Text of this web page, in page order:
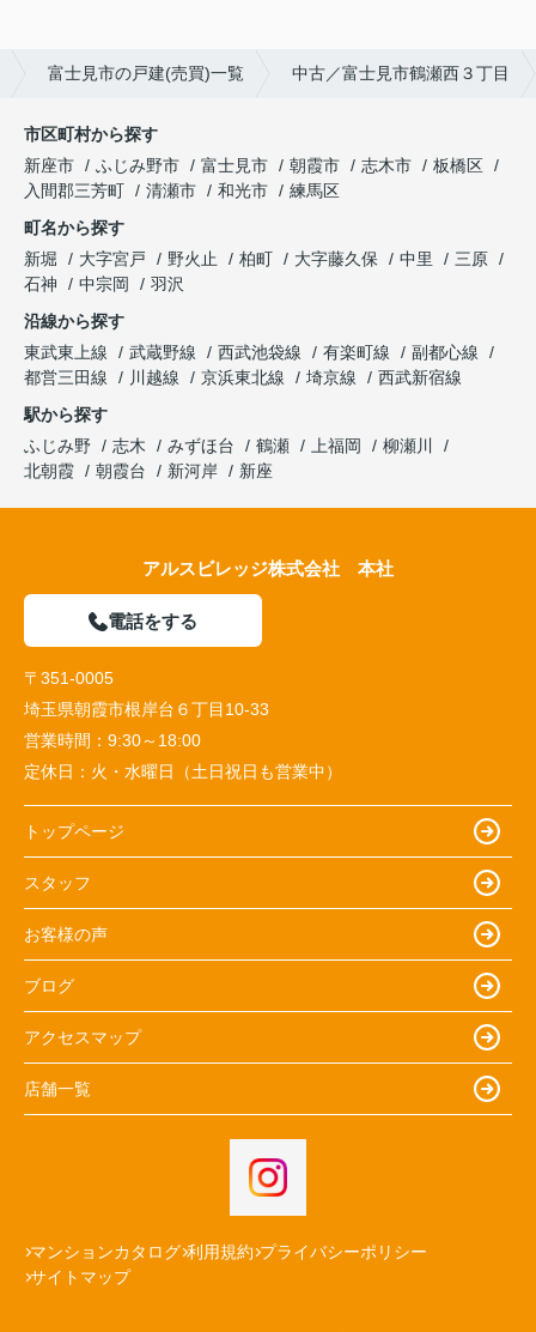
富士見市の戸建(売買)一覧 中古／富士見市鶴瀬西３丁目
市区町村から探す
新座市
ふじみ野市 富士見市 朝霞市 志木市
板橋区
入間郡三芳町
清瀬市 和光市
練馬区
町名から探す
新堀
大字宮戸 野火止 柏町 大字藤久保 中里
三原
石神
中宗岡
羽沢
沿線から探す
東武東上線
武蔵野線 西武池袋線 有楽町線
副都心線
都営三田線
川越線 京浜東北線 埼京線
西武新宿線
駅から探す
ふじみ野
志木 みずほ台 鶴瀬 上福岡
柳瀬川
北朝霞
朝霞台 新河岸 新座
アルスビレッジ株式会社 本社
電話をする
〒351-0005
埼玉県朝霞市根岸台６丁目10-33
営業時間： 9:30～18:00
定休日： 火・水曜日（土日祝日も営業中）
トップページ
スタッフ
お客様の声
ブログ
アクセスマップ
店舗一覧
マンションカタログ 利用規約 プライバシーポリシー
サイトマップ